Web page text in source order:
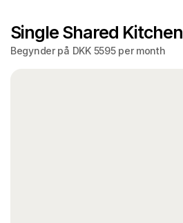
Single Shared Kitchen
Begynder på DKK 5595 per month